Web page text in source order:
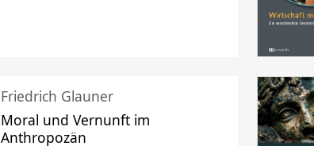
Friedrich Glauner
Moral und Vernunft im
Anthropozän